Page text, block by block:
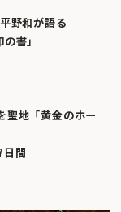
野和が語る
書」
聖地「黄金のホー
日間